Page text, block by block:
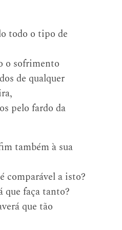
todo o tipo de
o sofrimento
de qualquer
pelo fardo da
também à sua
comparável a isto?
que faça tanto?
que tão